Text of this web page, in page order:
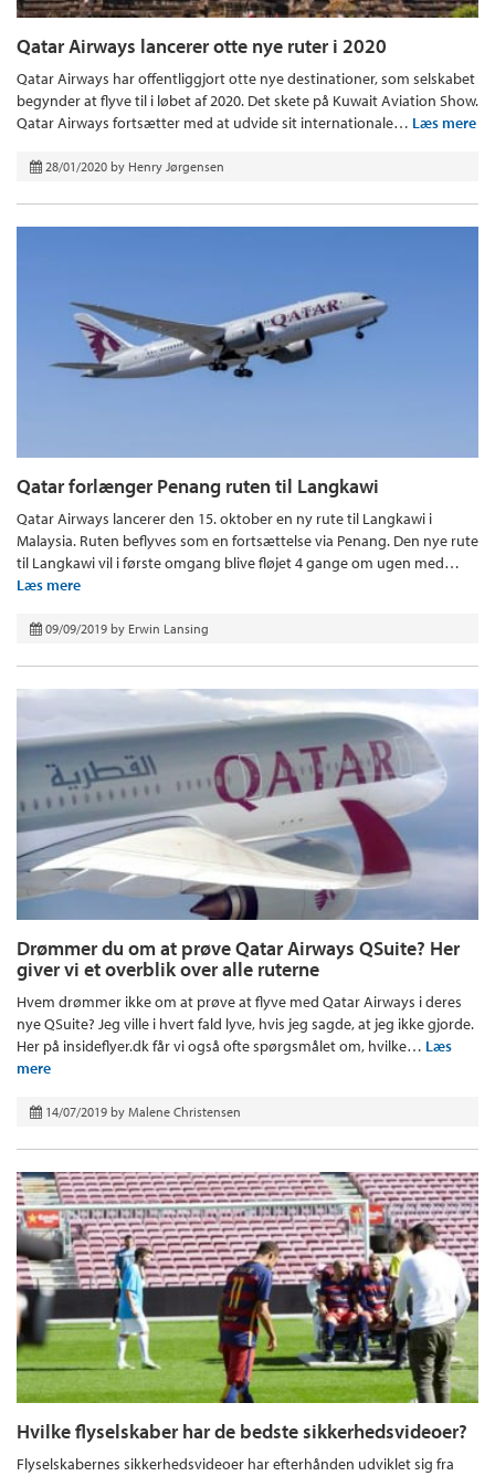
Qatar Airways lancerer otte nye ruter i 2020
Qatar Airways har offentliggjort otte nye destinationer, som selskabet
begynder at flyve til i løbet af 2020. Det skete på Kuwait Aviation Show.
Qatar Airways fortsætter med at udvide sit internationale… Læs mere
28/01/2020 by Henry Jørgensen
Qatar forlænger Penang ruten til Langkawi
Qatar Airways lancerer den 15. oktober en ny rute til Langkawi i
Malaysia. Ruten beflyves som en fortsættelse via Penang. Den nye rute
til Langkawi vil i første omgang blive fløjet 4 gange om ugen med…
Læs mere
09/09/2019 by Erwin Lansing
Drømmer du om at prøve Qatar Airways QSuite? Her
giver vi et overblik over alle ruterne
Hvem drømmer ikke om at prøve at flyve med Qatar Airways i deres
nye QSuite? Jeg ville i hvert fald lyve, hvis jeg sagde, at jeg ikke gjorde.
Her på insideflyer.dk får vi også ofte spørgsmålet om, hvilke… Læs
mere
14/07/2019 by Malene Christensen
Hvilke flyselskaber har de bedste sikkerhedsvideoer?
Flyselskabernes sikkerhedsvideoer har efterhånden udviklet sig fra